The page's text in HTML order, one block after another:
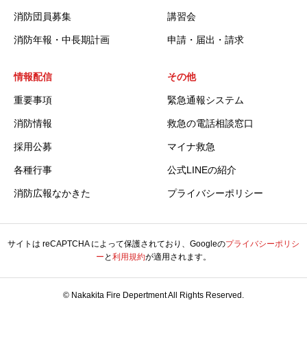
消防団員募集
消防年報・中長期計画
講習会
申請・届出・請求
情報配信
重要事項
消防情報
採用公募
各種行事
消防広報なかきた
その他
緊急通報システム
救急の電話相談窓口
マイナ救急
公式LINEの紹介
プライバシーポリシー
サイトは reCAPTCHA によって保護されており、Googleのプライバシーポリシ
ー と利用規約が適用されます。
© Nakakita Fire Depertment All Rights Reserved.